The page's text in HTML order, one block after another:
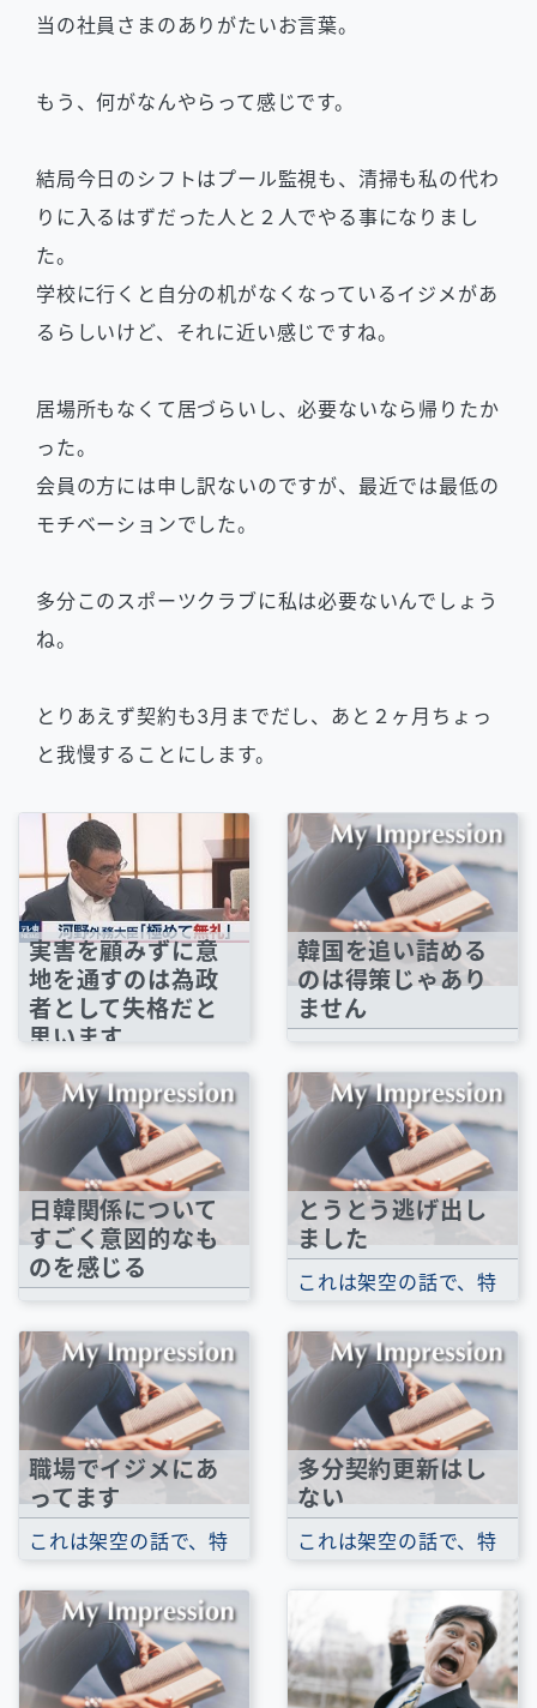
当の社員さまのありがたいお言葉。
もう、何がなんやらって感じです。
結局今日のシフトはプール監視も、清掃も私の代わ
りに入るはずだった人と２人でやる事になりまし
た。
学校に行くと自分の机がなくなっているイジメがあ
るらしいけど、それに近い感じですね。
居場所もなくて居づらいし、必要ないなら帰りたか
った。
会員の方には申し訳ないのですが、最近では最低の
モチベーションでした。
多分このスポーツクラブに私は必要ないんでしょう
ね。
とりあえず契約も3月までだし、あと２ヶ月ちょっ
と我慢することにします。
実害を顧みずに意
地を通すのは為政
者として失格だと
思います
どうみても『水かけ
論』としか思えない。
Youtube『テレ東ニュ
ース：河野外務大臣...
韓国を追い詰める
のは得策じゃあり
ません
なりその手の記事を目
にすることが増えまし
た。国内の記事、...
日韓関係について
すごく意図的なも
のを感じる
だとあちらこちらで聞
きます。だけどそれが
意図的に感じてし...
とうとう逃げ出し
ました
これは架空の話で、特
の話ではありません。
これまでさんざん...
職場でイジメにあ
ってます
これは架空の話で、特
の話ではありません。
1月13日の日曜日...
多分契約更新はし
ない
これは架空の話で、特
の話ではありません。
チーフが辞めて...